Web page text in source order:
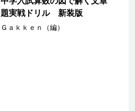
題実戦ドリル 新装版
Ｇａｋｋｅｎ（編）